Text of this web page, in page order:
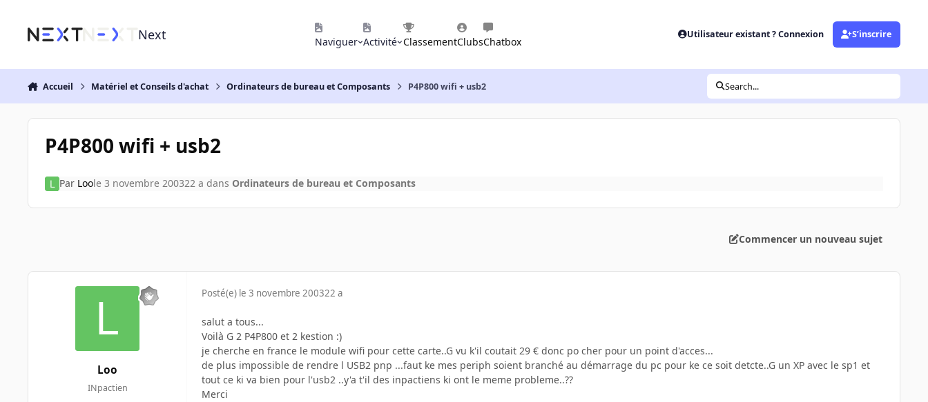
Next Naviguer Activité ClassementClubsChatbox
Utilisateur existant ? Connexion S’inscrire
Accueil Matériel et Conseils d'achat Ordinateurs de bureau et Composants P4P800 wifi + usb2 Search...
P4P800 wifi + usb2
Par Loole 3 novembre 200322 a dans Ordinateurs de bureau et Composants
Commencer un nouveau sujet
Loo
INpactien
Posté(e) le 3 novembre 200322 a
salut a tous...
Voilà G 2 P4P800 et 2 kestion :)
je cherche en france le module wifi pour cette carte..G vu k'il coutait 29 € donc po cher pour un point d'acces...
de plus impossible de rendre l USB2 pnp ...faut ke mes periph soient branché au démarrage du pc pour ke ce soit detcte..G un XP avec le sp1 et
tout ce ki va bien pour l'usb2 ..y'a t'il des inpactiens ki ont le meme probleme..??
Merci